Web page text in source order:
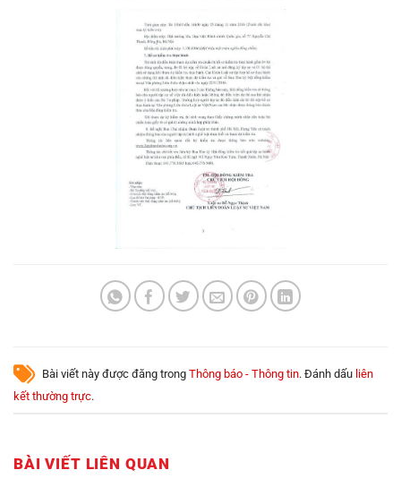
Bài viết này được đăng trong Thông báo - Thông tin. Đánh dấu liên
kết thường trực.
BÀI VIẾT LIÊN QUAN